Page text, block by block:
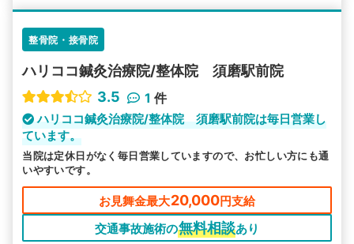
整骨院・接骨院
ハリココ鍼灸治療院/整体院 須磨駅前院
3.5
1 件
ハリココ鍼灸治療院/整体院 須磨駅前院は毎日営業し
ています。
当院は定休日がなく毎日営業していますので、お忙しい方にも通
いやすいです。
お見舞金最大20,000円支給
交通事故施術の無料相談あり